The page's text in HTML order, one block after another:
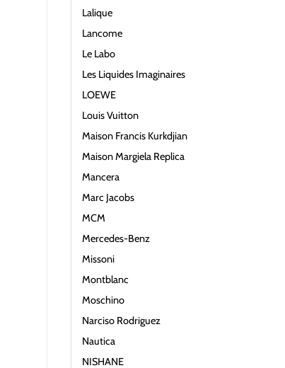
Lalique
Lancome
Le Labo
Les Liquides Imaginaires
LOEWE
Louis Vuitton
Maison Francis Kurkdjian
Maison Margiela Replica
Mancera
Marc Jacobs
MCM
Mercedes-Benz
Missoni
Montblanc
Moschino
Narciso Rodriguez
Nautica
NISHANE